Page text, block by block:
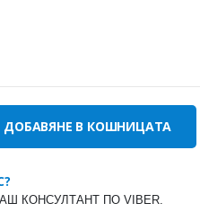
ДОБАВЯНЕ В КОШНИЦАТА
КОНСУЛТАНТ ПО VIBER.